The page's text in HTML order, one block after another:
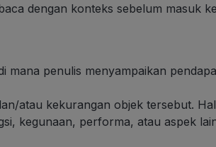
dengan konteks sebelum masuk
mana penulis menyampaikan
atau kekurangan objek tersebut.
kegunaan, performa, atau aspek